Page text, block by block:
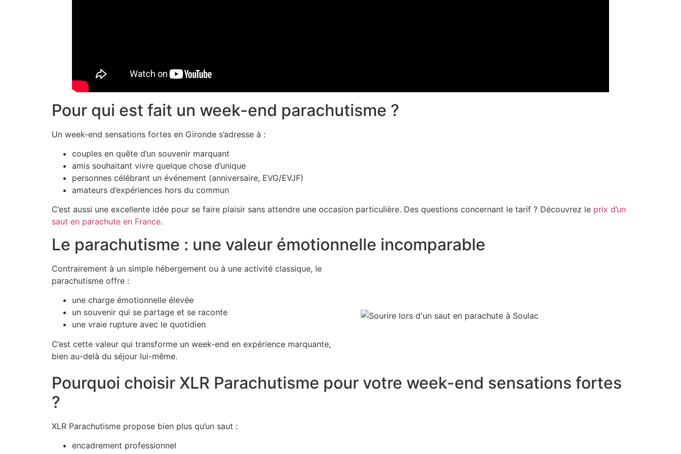
Pour qui est fait un week-end parachutisme ?
Un week-end sensations fortes en Gironde s’adresse à :
couples en quête d’un souvenir marquant
amis souhaitant vivre quelque chose d’unique
personnes célébrant un événement (anniversaire, EVG/EVJF)
amateurs d’expériences hors du commun
C’est aussi une excellente idée pour se faire plaisir sans attendre une occasion particulière. Des questions concernant le tarif ? Découvrez le prix d’un
saut en parachute en France.
Le parachutisme : une valeur émotionnelle incomparable
Contrairement à un simple hébergement ou à une activité classique, le
parachutisme offre :
une charge émotionnelle élevée
un souvenir qui se partage et se raconte
une vraie rupture avec le quotidien
C’est cette valeur qui transforme un week-end en expérience marquante,
bien au-delà du séjour lui-même.
Pourquoi choisir XLR Parachutisme pour votre week-end sensations fortes
?
XLR Parachutisme propose bien plus qu’un saut :
encadrement professionnel